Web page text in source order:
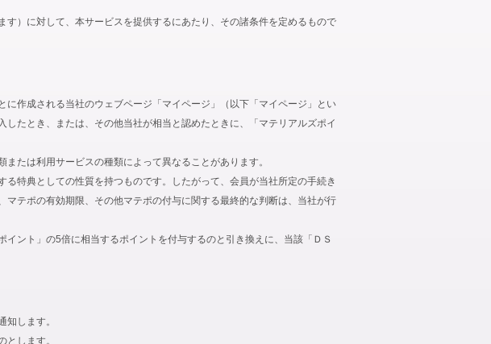
）に対して、本サービスを提供するにあたり、その諸条件を定めるもので
作成される当社のウェブページ「マイページ」（以下「マイページ」とい
たとき、または、その他当社が相当と認めたときに、「マテリアルズポイ
たは利用サービスの種類によって異なることがあります。
特典としての性質を持つものです。したがって、会員が当社所定の手続き
テポの有効期限、その他マテポの付与に関する最終的な判断は、当社が行
ント」の5倍に相当するポイントを付与するのと引き換えに、当該「ＤＳ
します。
します。